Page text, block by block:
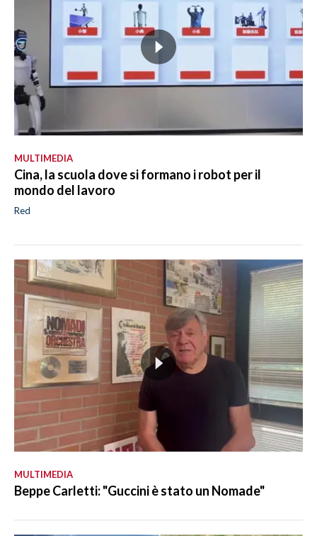
MULTIMEDIA
Cina, la scuola dove si formano i robot per il
mondo del lavoro
Red
MULTIMEDIA
Beppe Carletti: "Guccini è stato un Nomade"